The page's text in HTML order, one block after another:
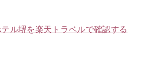
ル堺を楽天トラベルで確認する